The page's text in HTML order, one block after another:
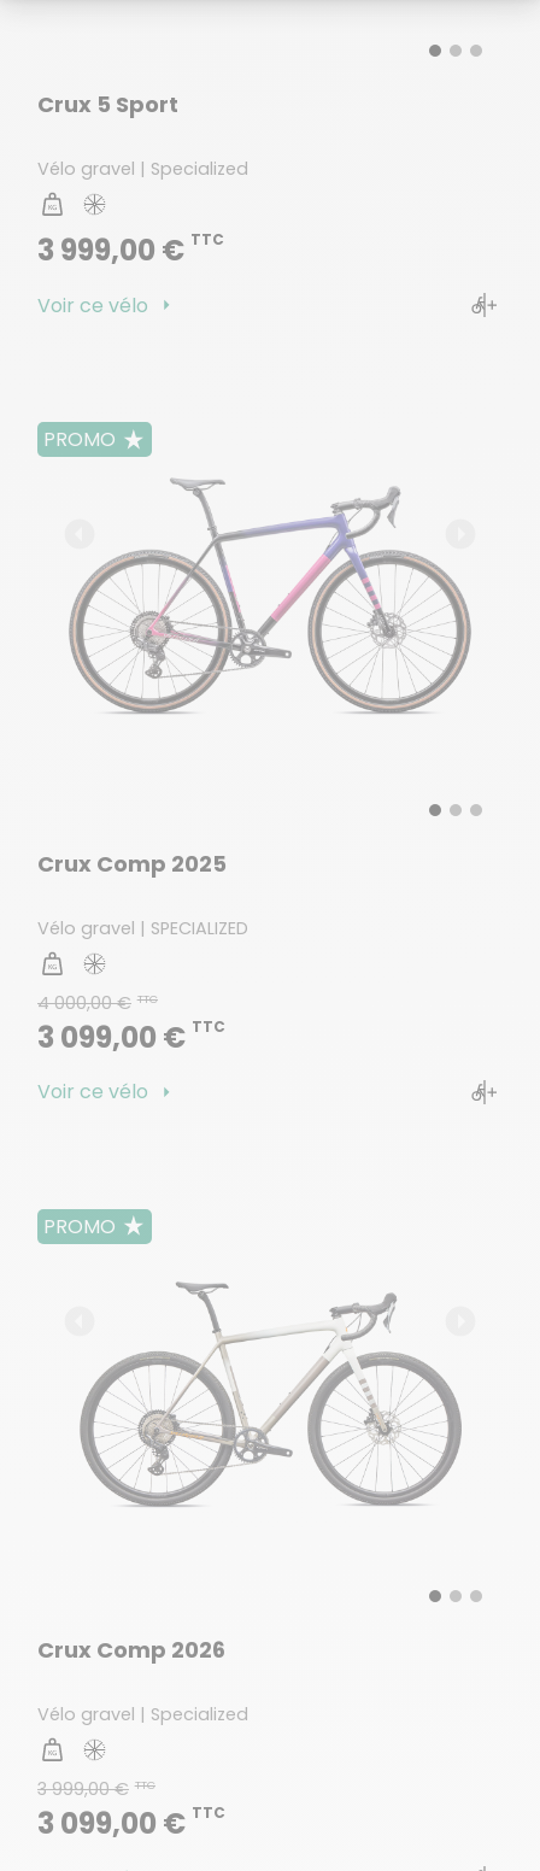
Crux 5 Sport
Vélo gravel | Specialized
3 999,00 € TTC
Voir ce vélo
PROMO
Crux Comp 2025
Vélo gravel | SPECIALIZED
4 000,00 € TTC
3 099,00 € TTC
Voir ce vélo
PROMO
Crux Comp 2026
Vélo gravel | Specialized
3 999,00 € TTC
3 099,00 € TTC